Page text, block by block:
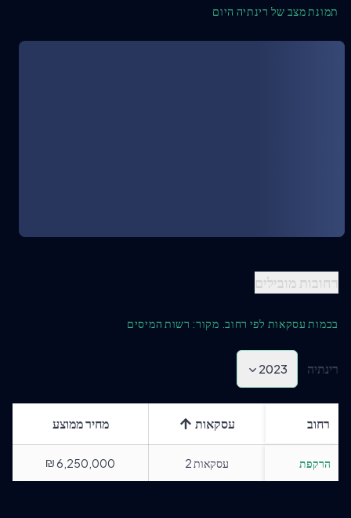
תמונת מצב של רינתיה היום
רחובות מובילים
בכמות עסקאות לפי רחוב. מקור: רשות המיסים
2023 רינתיה
רחוב עסקאות מחיר ממוצע
הרקפת עסקאות 2
₪6,250,000